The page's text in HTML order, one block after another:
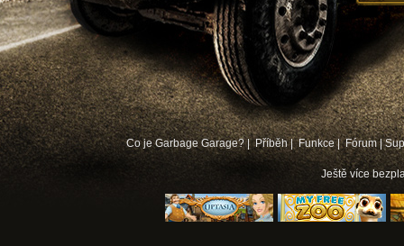
Co je Garbage Garage? | Příběh | Funkce | Fórum|
Ještě více